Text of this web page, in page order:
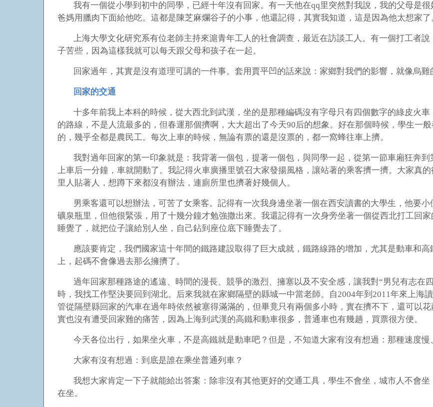
我有一個從小學到初中的同學，已經十年沒有回家。有一天他在qq里突然對我說，我的父母是
爸媽用臘肉下面給他吃。這都是陳芝麻爛谷子的小事，他還記得，其實我知道，這是因為他太想家了
上海大學文化研究系有位老師主持來滬青年工人的社會調查，最近在訪談工人。有一個打工者
子苦些，因為這樣我就可以每天跟父母和孩子在一起。
回家過年，其實是沒有道理可講的一件事。套用賈平凹的話來說：家鄉對我們的影響，就像烏雞
回家的交通
十多年前我上本科的時候，從大西北到武漢，坐的是那種編碼沒有字母只有四個數字的綠皮火
的路線，不是人流最多的，但春運那個擠啊，大大超出了今天90后的想象。好在那個時候，學生一
的，幾乎全都是農民工。每次上車的時候，無論有票的還是沒票的，都一窩蜂往車上擠。
我對過年回家的第一印象就是：我背著一個包，提著一個包，與同學一起，從第一節車廂狂奔到
上車后一分鐘，車就開動了。我記得火車廣播里號召大家發揚風格，讓站著的乘客擠一擠。大家真
里人貼著人，想蹲下來都沒有辦法，連廁所里也擠著好幾個人。
男乘客還可以想辦法，可苦了女乘客。記得有一次我身邊坐著一個在西安讀書的大學生，他要
礦泉瓶里，但他很緊張，用了十幾分鐘才勉強撒出來。我還記得有一次身旁坐著一個從西北打工回
睡覺了，就把位子讓給別人坐，自己鉆到座位底下睡覺去了。
應該要肯定，我們國家這十年間的鐵路建設取得了巨大成就，鐵路線路的增加，尤其是動車和
上，起碼不會像過去那么擁擠了。
過年回家那種路途的遙遠、時間的漫長、競爭的激烈、擁塞以及不安全感，讓我對“男兒有志在
時，我找工作堅決要回到湖北。后來我就在家鄉隔壁的縣城一中當老師。自2004年到2011年來上海
管從隔壁縣回家的汽車在過年時依然被塞得滿滿的，但畢竟只有兩個多小時，實在擠不下，還可以
實也沒有遭受回家難的痛苦，因為上海到武漢的高鐵和動車很多，普通車也有幾趟，買票很方便。
今天各位出行，如果坐火車，不是高鐵就是動車吧？但是，不知道大家有沒有想過：那種速度
大家有沒有想過：到底是誰在乘坐普通列車？
我想大家肯定一下子就能給出答案：除非沒有其他更好的交通工具，學生不會坐，城市人不會
在坐。